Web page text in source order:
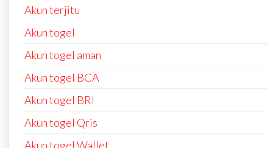
Akun terjitu
Akun togel
Akun togel aman
Akun togel BCA
Akun togel BRI
Akun togel Qris
Akun togel Wallet